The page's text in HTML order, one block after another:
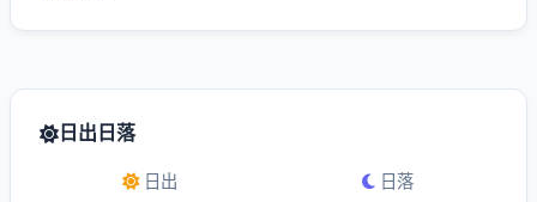
日出日落
日出 日落